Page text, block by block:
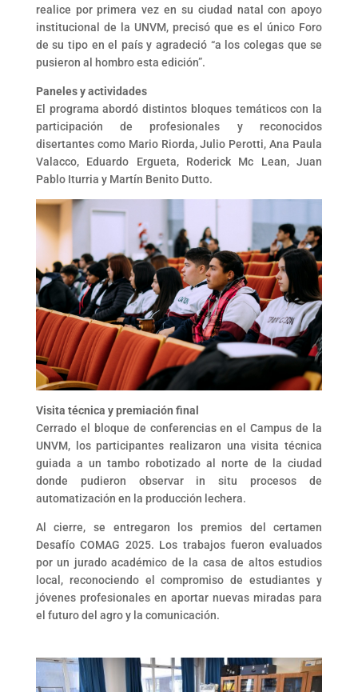
realice por primera vez en su ciudad natal con apoyo
institucional de la UNVM, precisó que es el único Foro
de su tipo en el país y agradeció “a los colegas que se
pusieron al hombro esta edición”.
Paneles y actividades
El programa abordó distintos bloques temáticos con la
participación de profesionales y reconocidos
disertantes como Mario Riorda, Julio Perotti, Ana Paula
Valacco, Eduardo Ergueta, Roderick Mc Lean, Juan
Pablo Iturria y Martín Benito Dutto.
Visita técnica y premiación final
Cerrado el bloque de conferencias en el Campus de la
UNVM, los participantes realizaron una visita técnica
guiada a un tambo robotizado al norte de la ciudad
donde pudieron observar in situ procesos de
automatización en la producción lechera.
Al cierre, se entregaron los premios del certamen
Desafío COMAG 2025. Los trabajos fueron evaluados
por un jurado académico de la casa de altos estudios
local, reconociendo el compromiso de estudiantes y
jóvenes profesionales en aportar nuevas miradas para
el futuro del agro y la comunicación.